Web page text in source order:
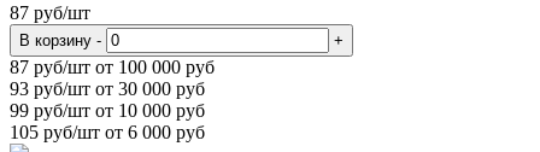
87 руб/шт
В корзину - +
87 руб/шт от 100 000 руб
93 руб/шт от 30 000 руб
99 руб/шт от 10 000 руб
105 руб/шт от 6 000 руб